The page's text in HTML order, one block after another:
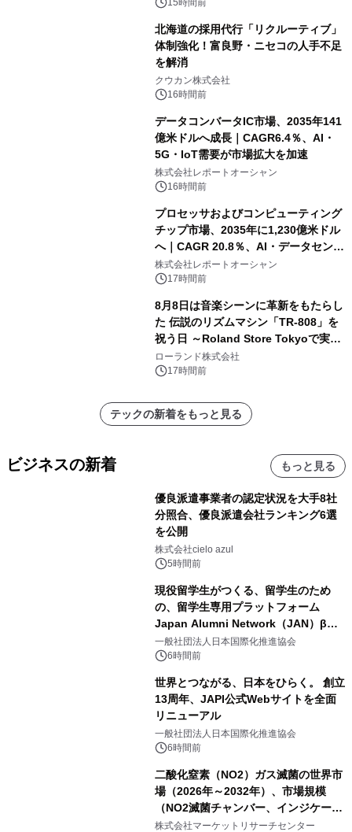
速15時間前
北海道の採用代行「リクルーティブ」
体制強化！富良野・ニセコの人手不足
を解消
クウカン株式会社
16時間前
データコンバータIC市場、2035年141
億米ドルへ成長｜CAGR6.4％、AI・
5G・IoT需要が市場拡大を加速
株式会社レポートオーシャン
16時間前
プロセッサおよびコンピューティング
チップ市場、2035年に1,230億米ドル
へ｜CAGR 20.8％、AI・データセンタ
ー需要が成長を牽引
株式会社レポートオーシャン
17時間前
8月8日は音楽シーンに革新をもたらし
た 伝説のリズムマシン「TR-808」を
祝う日 ～Roland Store Tokyoで実機
を展示しての 記念キャンペーンを開
催 英国ラジオ「NTS」の 特別プログ
アーティストを フィーチャーしたアニ
メーションを公開～
ローランド株式会社
17時間前
テックの新着をもっと見る
ビジネスの新着 もっと見る
優良派遣事業者の認定状況を大手8社
分照合、優良派遣会社ランキング6選
を公開
株式会社cielo azul
5時間前
現役留学生がつくる、留学生のため
の、留学生専用プラットフォーム
Japan Alumni Network（JAN）β版
をリリース
一般社団法人日本国際化推進協会
6時間前
世界とつながる、日本をひらく。 創立
13周年、JAPI公式Webサイトを全面
リニューアル
一般社団法人日本国際化推進協会
6時間前
二酸化窒素（NO2）ガス滅菌の世界市
場（2026年～2032年）、市場規模
（NO2滅菌チャンバー、インジケータ
ーおよびモニタリングシステム、その
株式会社マーケットリサーチセンター